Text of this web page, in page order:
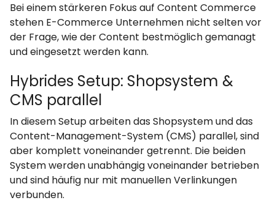
Bei einem stärkeren Fokus auf Content Commerce
stehen E-Commerce Unternehmen nicht selten vor
der Frage, wie der Content bestmöglich gemanagt
und eingesetzt werden kann.
Hybrides Setup: Shopsystem &
CMS parallel
In diesem Setup arbeiten das Shopsystem und das
Content-Management-System (CMS) parallel, sind
aber komplett voneinander getrennt. Die beiden
System werden unabhängig voneinander betrieben
und sind häufig nur mit manuellen Verlinkungen
verbunden.